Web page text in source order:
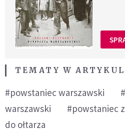
TEMATY W
#powstaniec warszawski
warszawski
#powstaniec
do ołtarza